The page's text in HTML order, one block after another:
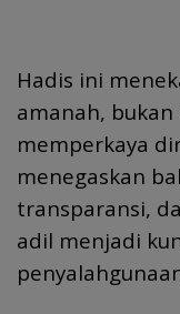
Hadis ini
amanah,
memperkaya
menegaskan
transparansi,
adil menjadi